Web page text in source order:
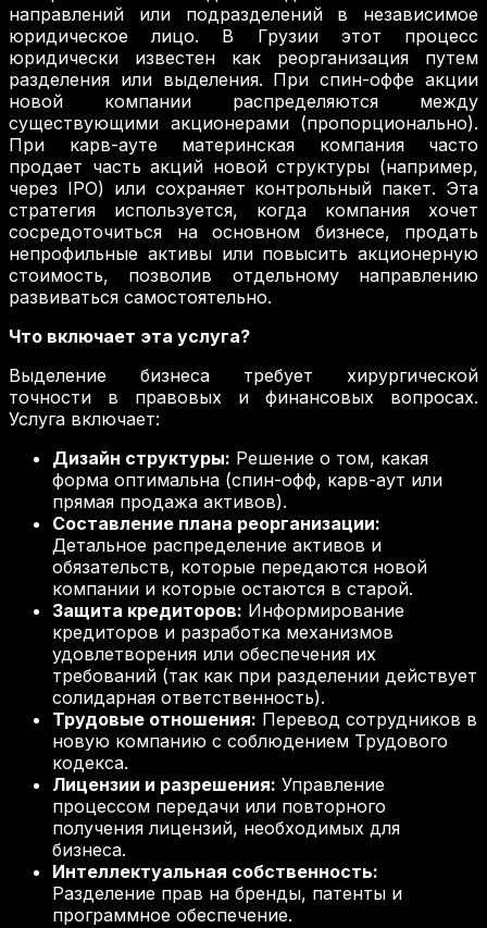
направлений или подразделений в независимое
юридическое лицо. В Грузии этот процесс
юридически известен как реорганизация путем
разделения или выделения. При спин-оффе акции
новой компании распределяются между
существующими акционерами (пропорционально).
При карв-ауте материнская компания часто
продает часть акций новой структуры (например,
через IPO) или сохраняет контрольный пакет. Эта
стратегия используется, когда компания хочет
сосредоточиться на основном бизнесе, продать
непрофильные активы или повысить акционерную
стоимость, позволив отдельному направлению
развиваться самостоятельно.
Что включает эта услуга?
Выделение бизнеса требует хирургической
точности в правовых и финансовых вопросах.
Услуга включает:
Дизайн структуры: Решение о том, какая
форма оптимальна (спин-офф, карв-аут или
прямая продажа активов).
Составление плана реорганизации:
Детальное распределение активов и
обязательств, которые передаются новой
компании и которые остаются в старой.
Защита кредиторов: Информирование
кредиторов и разработка механизмов
удовлетворения или обеспечения их
требований (так как при разделении действует
солидарная ответственность).
Трудовые отношения: Перевод сотрудников в
новую компанию с соблюдением Трудового
кодекса.
Лицензии и разрешения: Управление
процессом передачи или повторного
получения лицензий, необходимых для
бизнеса.
Интеллектуальная собственность:
Разделение прав на бренды, патенты и
программное обеспечение.